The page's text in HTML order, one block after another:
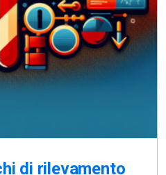
di rilevamento